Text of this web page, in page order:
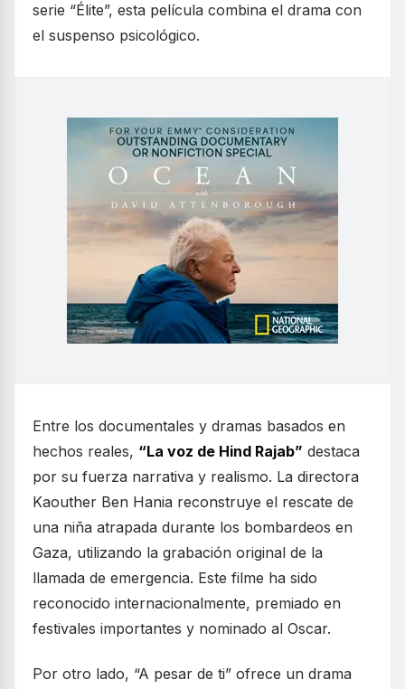
serie “Élite”, esta película combina el drama con
el suspenso psicológico.
Entre los documentales y dramas basados en
hechos reales, “La voz de Hind Rajab” destaca
por su fuerza narrativa y realismo. La directora
Kaouther Ben Hania reconstruye el rescate de
una niña atrapada durante los bombardeos en
Gaza, utilizando la grabación original de la
llamada de emergencia. Este filme ha sido
reconocido internacionalmente, premiado en
festivales importantes y nominado al Oscar.
Por otro lado, “A pesar de ti” ofrece un drama